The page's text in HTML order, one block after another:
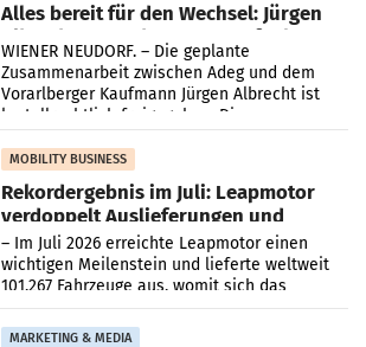
Alles bereit für den Wechsel: Jürgen
Albrecht setzt ab 1.1.2027 auf Adeg
WIENER NEUDORF. – Die geplante
Zusammenarbeit zwischen Adeg und dem
Vorarlberger Kaufmann Jürgen Albrecht ist
kartellrechtlich freigegeben: Die
Bundeswettbewerbsbehörde und der
Bundeskartellanwalt
MOBILITY BUSINESS
Rekordergebnis im Juli: Leapmotor
verdoppelt Auslieferungen und
überschreitet die 100.000er-Marke
– Im Juli 2026 erreichte Leapmotor einen
wichtigen Meilenstein und lieferte weltweit
101.267 Fahrzeuge aus, womit sich das
Ergebnis gegenüber Juli 2025 mehr als
verdoppelte (+102
MARKETING & MEDIA